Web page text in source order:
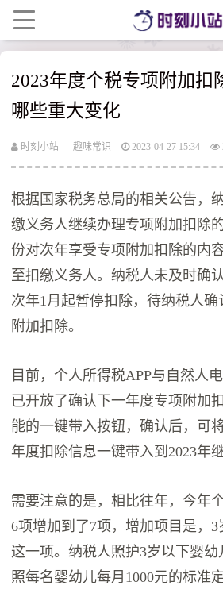
2023年度个税专项附加扣
哪些重大变化
时刻小站 趣味常识 2023-04-27 15:34
根据国家税务总局的相关公告，
缴义务人继续办理专项附加扣除
份对次年享受专项附加扣除的内
至扣缴义务人。纳税人未及时确
次年1月起暂停扣除，待纳税人确
附加扣除。
目前，个人所得税APP与自然人
已开放了确认下一年度专项附加
能的一键带入按钮，确认后，可
年度扣除信息一键带入到2023年
需要注意的是，相比往年，今年
6项增加到了7项，增加项目是，
这一项。纳税人照护3岁以下婴
照每名婴幼儿每月1000元的标准